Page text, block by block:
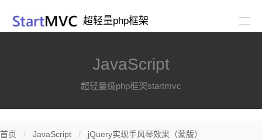
超轻量php框架
JavaScript
超轻量级php框架startmvc
首页 JavaScript jQuery实现手风琴效果（蒙版）